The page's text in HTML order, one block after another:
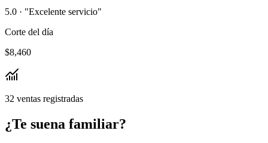
5.0 · "Excelente servicio"
Corte del día
$8,460
32 ventas registradas
¿Te suena familiar?